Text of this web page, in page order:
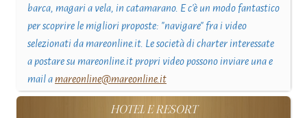
barca, magari a vela, in catamarano. E c'è un modo fantastico
per scoprire le migliori proposte: "navigare" fra i video
selezionati da mareonline.it. Le società di charter interessate
a postare su mareonline.it propri video possono inviare una e
mail a mareonline@mareonline.it
HOTEL E RESORT